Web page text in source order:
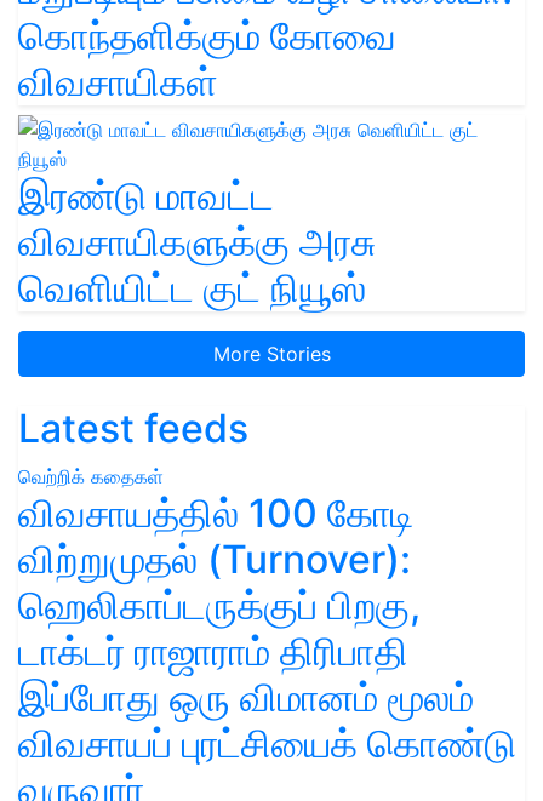
கொந்தளிக்கும் கோவை
விவசாயிகள்
இரண்டு மாவட்ட
விவசாயிகளுக்கு அரசு
வெளியிட்ட குட் நியூஸ்
More Stories
Latest feeds
வெற்றிக் கதைகள்
விவசாயத்தில் 100 கோடி
விற்றுமுதல் (Turnover):
ஹெலிகாப்டருக்குப் பிறகு,
டாக்டர் ராஜாராம் திரிபாதி
இப்போது ஒரு விமானம் மூலம்
விவசாயப் புரட்சியைக் கொண்டு
வருவார்